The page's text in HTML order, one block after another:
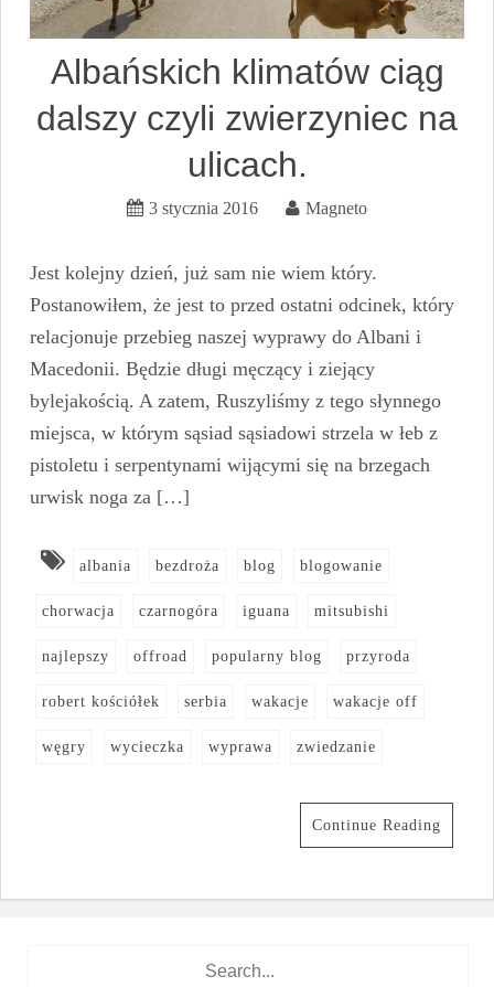
Albańskich klimatów ciąg
dalszy czyli zwierzyniec na
ulicach.
3 stycznia 2016 Magneto
Jest kolejny dzień, już sam nie wiem który.
Postanowiłem, że jest to przed ostatni odcinek, który
relacjonuje przebieg naszej wyprawy do Albani i
Macedonii. Będzie długi męczący i ziejący
bylejakością. A zatem, Ruszyliśmy z tego słynnego
miejsca, w którym sąsiad sąsiadowi strzela w łeb z
pistoletu i serpentynami wijącymi się na brzegach
urwisk noga za […]
albania bezdroża blog blogowanie
chorwacja czarnogóra iguana mitsubishi
najlepszy offroad popularny blog przyroda
robert kościółek serbia wakacje wakacje off
węgry wycieczka wyprawa zwiedzanie
Continue Reading